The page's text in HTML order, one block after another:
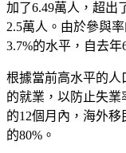
加了6.49萬人，超出
2.5萬人。由於參與
3.7%的水平，自去年
根據當前高水平的人
的就業，以防止失業
的12個月內，海外
的80%。